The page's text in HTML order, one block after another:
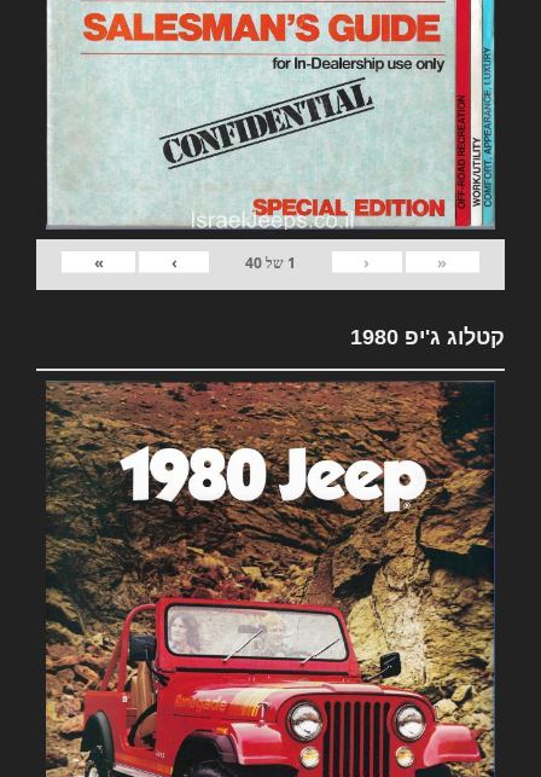
«
‹
1 של40
›
»
קטלוג ג'יפ 1980